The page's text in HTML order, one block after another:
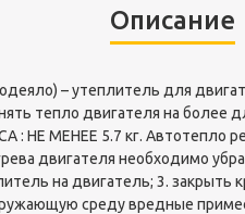
Описание
– утеплитель для
тепло двигателя на
: НЕ МЕНЕЕ 5.7 кг. Автотепло
двигателя необходимо
на двигатель; 3. закрыть
среду вредные